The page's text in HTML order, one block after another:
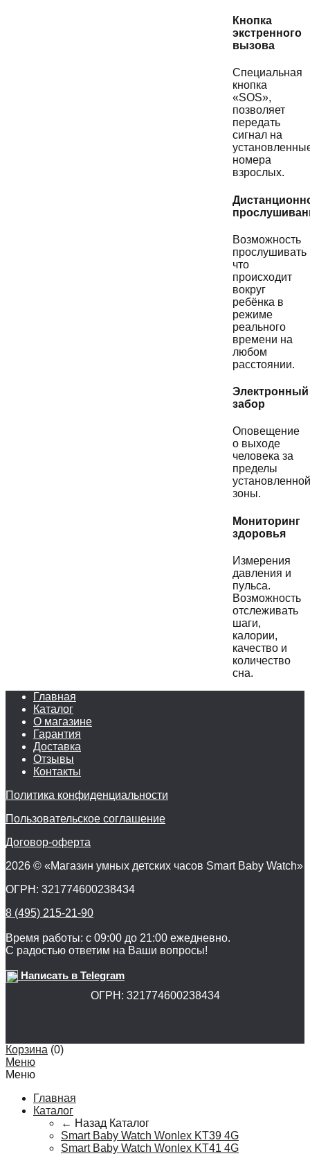
Кнопка
экстренного
вызова
Специальная
кнопка
«SOS»,
позволяет
передать
сигнал на
номера
взрослых.
Возможность
прослушивать
что
происходит
вокруг
ребёнка в
режиме
реального
времени на
любом
расстоянии.
Электронный
забор
Оповещение
о выходе
человека за
пределы
установленной
зоны.
Мониторинг
здоровья
Измерения
давления и
пульса.
Возможность
отслеживать
шаги,
калории,
качество и
количество
сна.
Главная
Каталог
О магазине
Гарантия
Доставка
Отзывы
Контакты
Политика конфиденциальности
Пользовательское соглашение
Договор-оферта
2026 © «Магазин умных детских часов Smart Baby Watch»
ОГРН: 321774600238434
8 (495) 215-21-90
Время работы: с 09:00 до 21:00 ежедневно.
С радостью ответим на Ваши вопросы!
Написать в Telegram
ОГРН: 321774600238434
Корзина (0)
Меню
Меню
Главная
Каталог
← Назад Каталог
Smart Baby Watch Wonlex KT39 4G
Smart Baby Watch Wonlex KT41 4G